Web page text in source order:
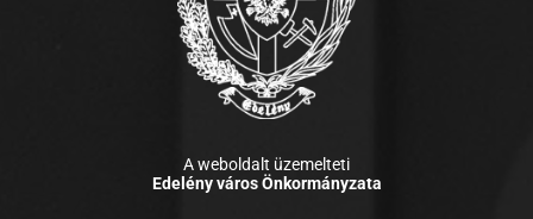
A weboldalt üzemelteti
Edelény város Önkormányzata